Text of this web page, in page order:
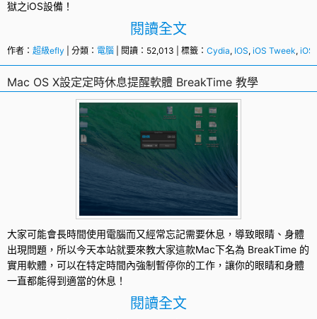
獄之iOS設備！
閱讀全文
作者： 超級efly | 分類： 電腦 | 閱讀：52,013 | 標籤： Cydia, IOS, iOS Tweek, iOS
Mac OS X設定定時休息提醒軟體 BreakTime 教學
大家可能會長時間使用電腦而又經常忘記需要休息，導致眼睛、身體
出現問題，所以今天本站就要來教大家這款Mac下名為 BreakTime 的
實用軟體，可以在特定時間內強制暫停你的工作，讓你的眼睛和身體
一直都能得到適當的休息！
閱讀全文